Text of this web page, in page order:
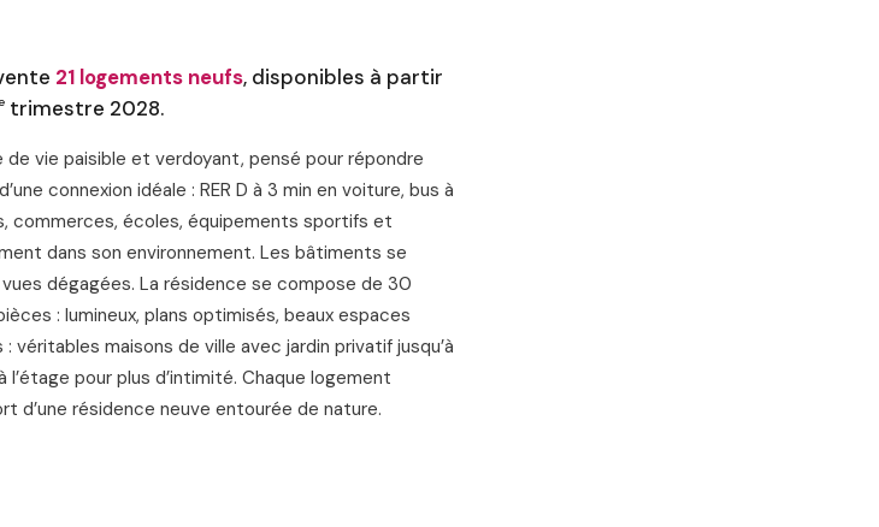
21 logements neufs, disponibles à partir
trimestre 2028.
vie paisible et verdoyant, pensé pour répondre
connexion idéale : RER D à 3 min en voiture, bus à
commerces, écoles, équipements sportifs et
dans son environnement. Les bâtiments se
dégagées. La résidence se compose de 30
: lumineux, plans optimisés, beaux espaces
maisons de ville avec jardin privatif jusqu’à
pour plus d’intimité. Chaque logement
d’une résidence neuve entourée de nature.